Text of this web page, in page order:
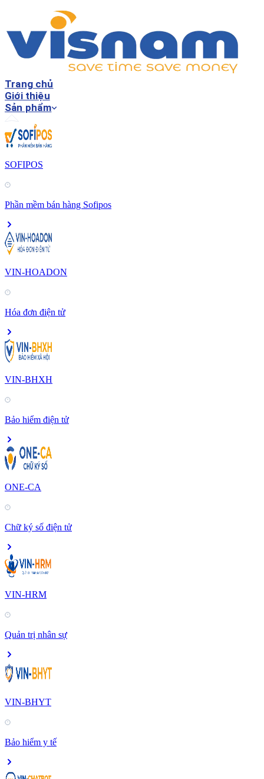
Trang chủ
Giới thiệu
Sản phẩm
SOFIPOS
Phần mềm bán hàng Sofipos
VIN-HOADON
Hóa đơn điện tử
VIN-BHXH
Bảo hiểm điện tử
ONE-CA
Chữ ký số điện tử
VIN-HRM
Quản trị nhân sự
VIN-BHYT
Bảo hiểm y tế